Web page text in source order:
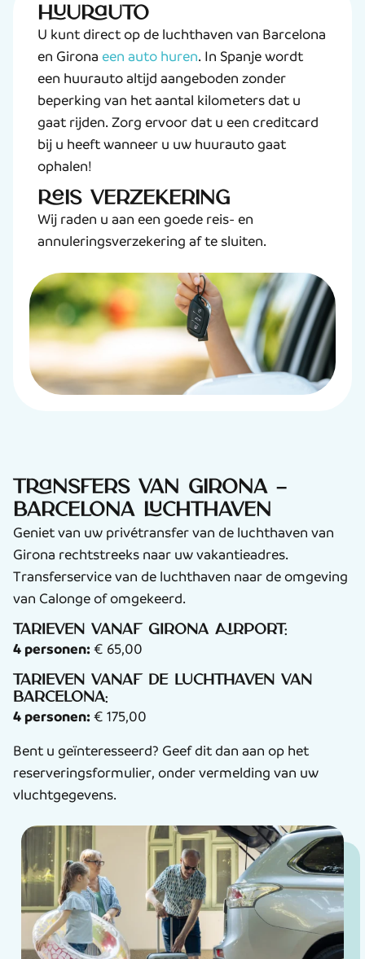
Huurauto
U kunt direct op de luchthaven van Barcelona
en Girona een auto huren. In Spanje wordt
een huurauto altijd aangeboden zonder
beperking van het aantal kilometers dat u
gaat rijden. Zorg ervoor dat u een creditcard
bij u heeft wanneer u uw huurauto gaat
ophalen!
Reis verzekering
Wij raden u aan een goede reis- en
annuleringsverzekering af te sluiten.
Transfers van Girona –
Barcelona Luchthaven
Geniet van uw privétransfer van de luchthaven van
Girona rechtstreeks naar uw vakantieadres.
Transferservice van de luchthaven naar de omgeving
van Calonge of omgekeerd.
Tarieven vanaf Girona Airport:
4 personen: € 65,00
Tarieven vanaf de luchthaven van
Barcelona:
4 personen: € 175,00
Bent u geïnteresseerd? Geef dit dan aan op het
reserveringsformulier, onder vermelding van uw
vluchtgegevens.